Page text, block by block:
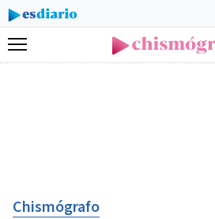
Menú
Chismógrafo